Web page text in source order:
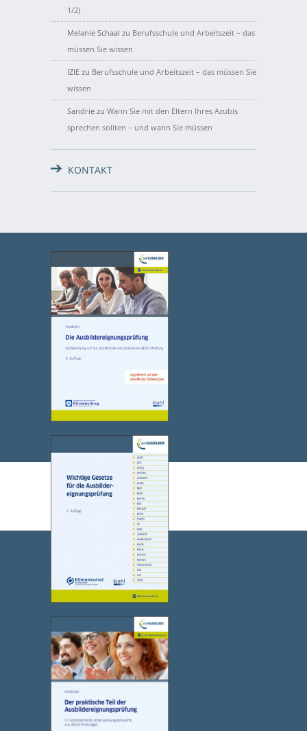
1/2)
Melanie Schaal zu Berufsschule und Arbeitszeit – das
müssen Sie wissen
IZIE zu Berufsschule und Arbeitszeit – das müssen Sie
wissen
Sandrie zu Wann Sie mit den Eltern Ihres Azubis
sprechen sollten – und wann Sie müssen
KONTAKT